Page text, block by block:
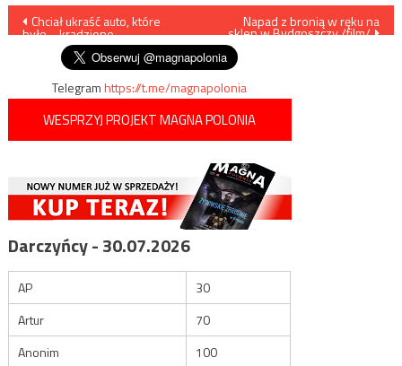
Nawigacja
wpisu
Chciał ukraść auto, które
było… kradzione
Napad z bronią w ręku na
sklep w Bydgoszczy /film/
Telegramhttps://t.me/magnapolonia
WESPRZYJ PROJEKT MAGNA POLONIA
Darczyńcy - 30.07.2026
AP
30
Artur
70
Anonim
100